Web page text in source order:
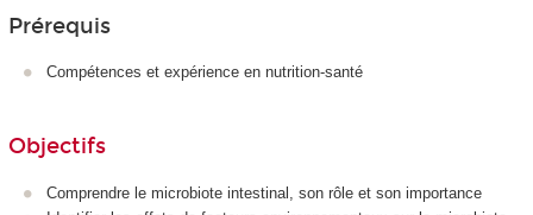
Prérequis
Compétences et expérience en nutrition-santé
Objectifs
Comprendre le microbiote intestinal, son rôle et son importance